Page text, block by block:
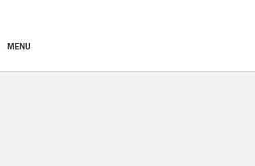
MENU